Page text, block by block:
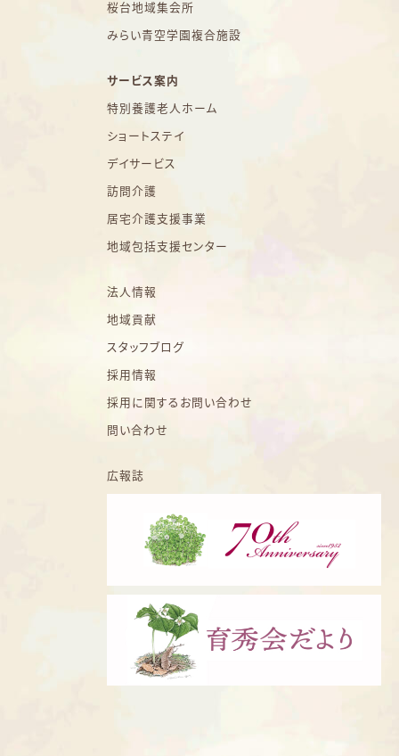
桜台地域集会所
みらい青空学園複合施設
サービス案内
特別養護老人ホーム
ショートステイ
デイサービス
訪問介護
居宅介護支援事業
地域包括支援センター
法人情報
地域貢献
スタッフブログ
採用情報
採用に関するお問い合わせ
問い合わせ
広報誌